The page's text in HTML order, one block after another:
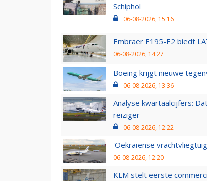
Schiphol
06-08-2026, 15:16
Embraer E195-E2 biedt
06-08-2026, 14:27
Boeing krijgt nieuwe
06-08-2026, 13:36
Analyse kwartaalcijfers:
reiziger
06-08-2026, 12:22
'Oekraïense
06-08-2026, 12:20
KLM stelt eerste